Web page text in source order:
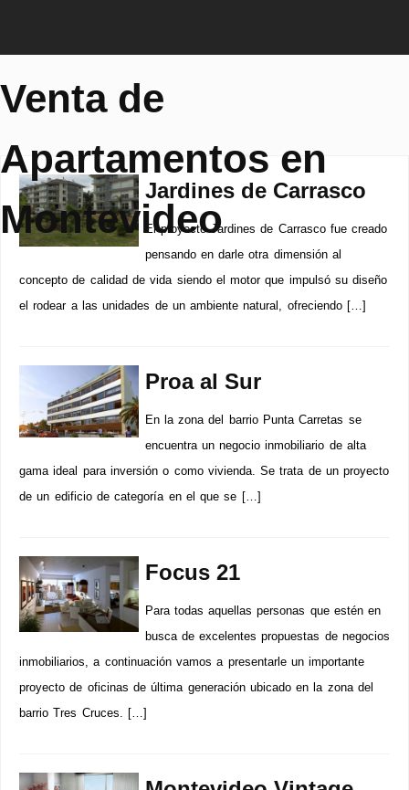
Venta de
Apartamentos en
Montevideo
Jardines de Carrasco
El proyecto Jardines de Carrasco fue creado
pensando en darle otra dimensión al
concepto de calidad de vida siendo el motor que impulsó su diseño
el rodear a las unidades de un ambiente natural, ofreciendo […]
Proa al Sur
En la zona del barrio Punta Carretas se
encuentra un negocio inmobiliario de alta
gama ideal para inversión o como vivienda. Se trata de un proyecto
de un edificio de categoría en el que se […]
Focus 21
Para todas aquellas personas que estén en
busca de excelentes propuestas de negocios
inmobiliarios, a continuación vamos a presentarle un importante
proyecto de oficinas de última generación ubicado en la zona del
barrio Tres Cruces. […]